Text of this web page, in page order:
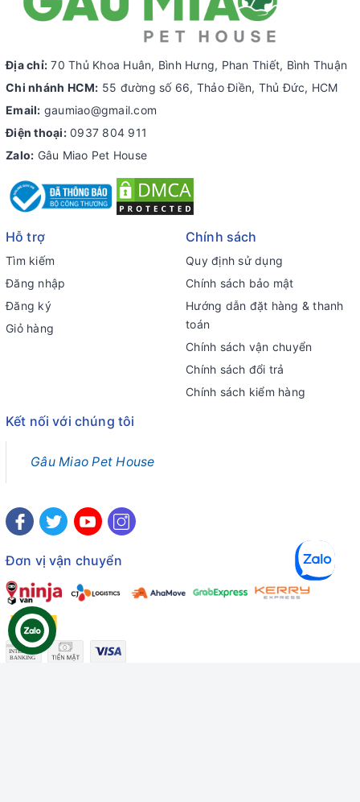
Địa chỉ: 70 Thủ Khoa Huân, Bình Hưng, Phan Thiết, Bình Thuận
Chi nhánh HCM: 55 đường số 66, Thảo Điền, Thủ Đức, HCM
Email: gaumiao@gmail.com
Điện thoại: 0937 804 911
Zalo: Gâu Miao Pet House
Hỗ trợ
Tìm kiếm
Đăng nhập
Đăng ký
Giỏ hàng
Chính sách
Quy định sử dụng
Chính sách bảo mật
Hướng dẫn đặt hàng & thanh
toán
Chính sách vận chuyển
Chính sách đổi trả
Chính sách kiểm hàng
Kết nối với chúng tôi
Gâu Miao Pet House
Đơn vị vận chuyển